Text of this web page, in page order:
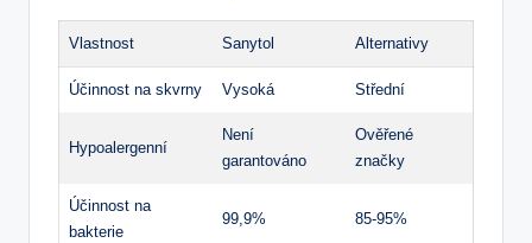
Vlastnost Sanytol Alternativy
Účinnost na skvrny Vysoká Střední
Hypoalergenní
Není
garantováno
Ověřené
značky
Účinnost na
bakterie
99,9% 85-95%